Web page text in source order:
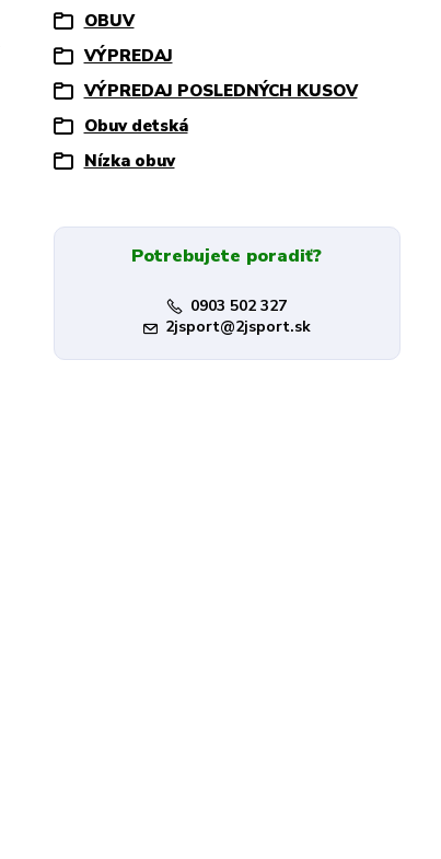
OBUV
VÝPREDAJ
VÝPREDAJ POSLEDNÝCH KUSOV
Obuv detská
Nízka obuv
Potrebujete poradiť?
0903 502 327
2jsport@2jsport.sk